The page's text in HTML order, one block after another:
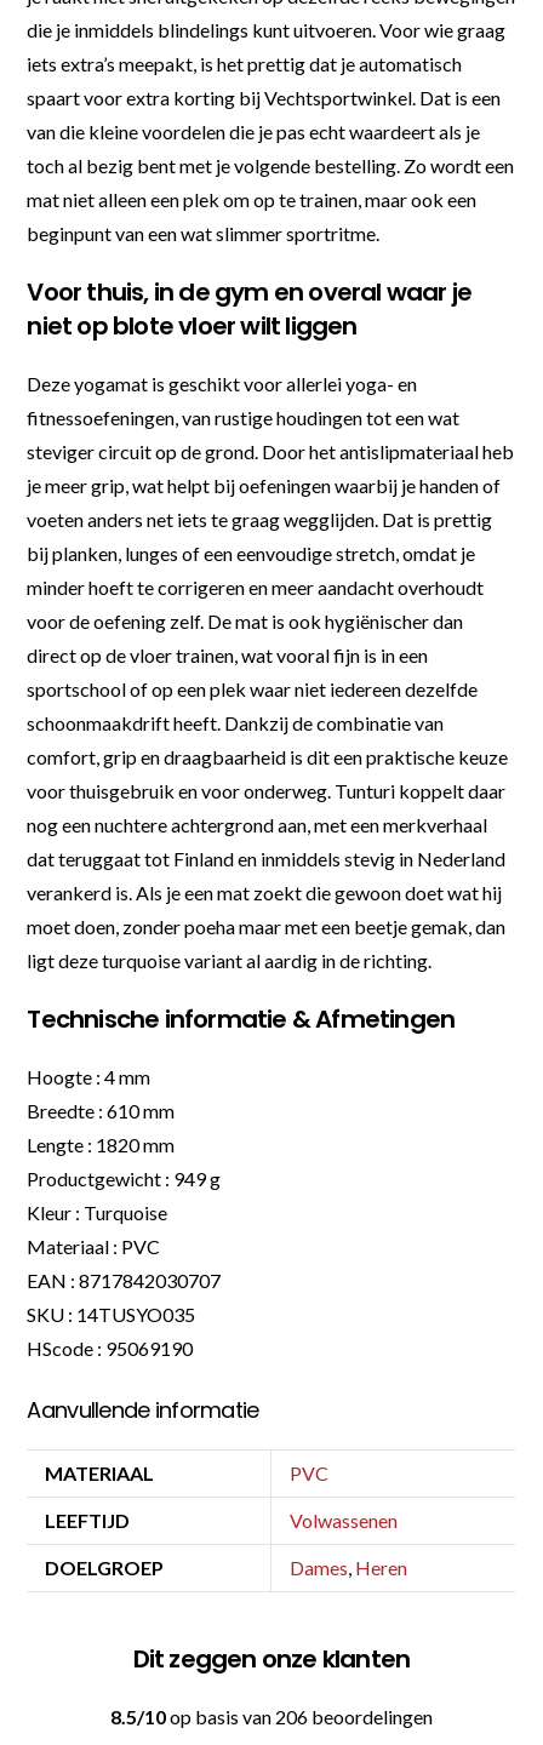
die je inmiddels blindelings kunt uitvoeren. Voor wie graag
iets extra’s meepakt, is het prettig dat je automatisch
spaart voor extra korting bij Vechtsportwinkel. Dat is een
van die kleine voordelen die je pas echt waardeert als je
toch al bezig bent met je volgende bestelling. Zo wordt een
mat niet alleen een plek om op te trainen, maar ook een
beginpunt van een wat slimmer sportritme.
Voor thuis, in de gym en overal waar je
niet op blote vloer wilt liggen
Deze yogamat is geschikt voor allerlei yoga- en
fitnessoefeningen, van rustige houdingen tot een wat
steviger circuit op de grond. Door het antislipmateriaal heb
je meer grip, wat helpt bij oefeningen waarbij je handen of
voeten anders net iets te graag wegglijden. Dat is prettig
bij planken, lunges of een eenvoudige stretch, omdat je
minder hoeft te corrigeren en meer aandacht overhoudt
voor de oefening zelf. De mat is ook hygiënischer dan
direct op de vloer trainen, wat vooral fijn is in een
sportschool of op een plek waar niet iedereen dezelfde
schoonmaakdrift heeft. Dankzij de combinatie van
comfort, grip en draagbaarheid is dit een praktische keuze
voor thuisgebruik en voor onderweg. Tunturi koppelt daar
nog een nuchtere achtergrond aan, met een merkverhaal
dat teruggaat tot Finland en inmiddels stevig in Nederland
verankerd is. Als je een mat zoekt die gewoon doet wat hij
moet doen, zonder poeha maar met een beetje gemak, dan
ligt deze turquoise variant al aardig in de richting.
Technische informatie & Afmetingen
Hoogte : 4 mm
Breedte : 610 mm
Lengte : 1820 mm
Productgewicht : 949 g
Kleur : Turquoise
Materiaal : PVC
EAN : 8717842030707
SKU : 14TUSYO035
HScode : 95069190
Aanvullende informatie
MATERIAAL PVC
LEEFTIJD Volwassenen
DOELGROEP Dames Heren
Dit zeggen onze klanten
8.5/10op basis van 206 beoordelingen